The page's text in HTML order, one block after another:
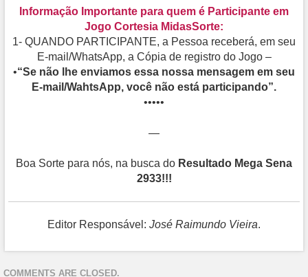
Informação Importante para quem é Participante em
Jogo Cortesia MidasSorte:
1- QUANDO PARTICIPANTE, a Pessoa receberá, em seu
E-mail/WhatsApp, a Cópia de registro do Jogo –
•“Se não lhe enviamos essa nossa mensagem em seu
E-mail/WahtsApp, você não está participando”.
•••••
—
Boa Sorte para nós, na busca do Resultado Mega Sena
2933!!!
Editor Responsável: José Raimundo Vieira.
COMMENTS ARE CLOSED.